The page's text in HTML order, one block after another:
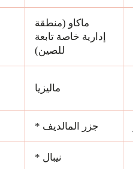
ماكاو (منطقة
إدارية خاصة تابعة
للصين)
ماليزيا
جزر المالديف *
نيبال *